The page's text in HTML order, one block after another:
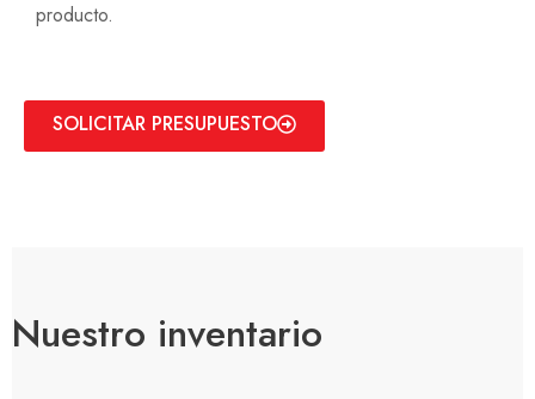
producto.
SOLICITAR PRESUPUESTO
Nuestro inventario